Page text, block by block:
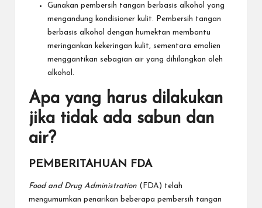
Gunakan pembersih tangan berbasis alkohol yang
mengandung kondisioner kulit. Pembersih tangan
berbasis alkohol dengan humektan membantu
meringankan kekeringan kulit, sementara emolien
menggantikan sebagian air yang dihilangkan oleh
alkohol.
Apa yang harus dilakukan
jika tidak ada sabun dan
air?
PEMBERITAHUAN FDA
Food and Drug Administration (FDA) telah
mengumumkan penarikan beberapa pembersih tangan